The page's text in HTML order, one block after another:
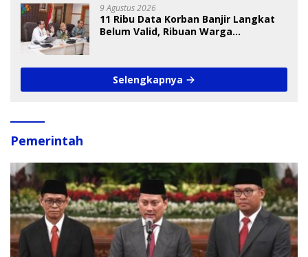
9 Agustus 2026
11 Ribu Data Korban Banjir Langkat
Belum Valid, Ribuan Warga
Selengkapnya
Pemerintah